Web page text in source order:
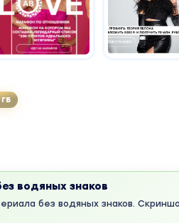
ГБ
водяных знаков
без водяных знаков.